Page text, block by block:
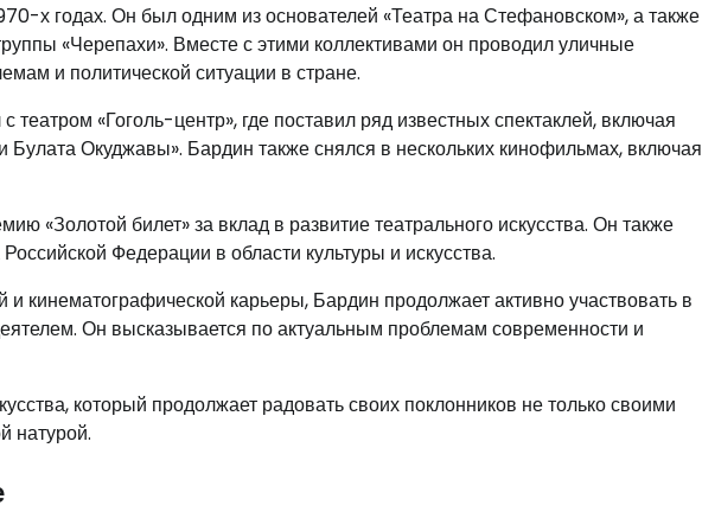
х годах. Он был одним из основателей «Театра на Стефановском», а также
«Черепахи». Вместе с этими коллективами он проводил уличные
и политической ситуации в стране.
театром «Гоголь-центр», где поставил ряд известных спектаклей, включая
Булата Окуджавы». Бардин также снялся в нескольких кинофильмах, включая
«Золотой билет» за вклад в развитие театрального искусства. Он также
Федерации в области культуры и искусства.
кинематографической карьеры, Бардин продолжает активно участвовать в
Он высказывается по актуальным проблемам современности и
который продолжает радовать своих поклонников не только своими
натурой.